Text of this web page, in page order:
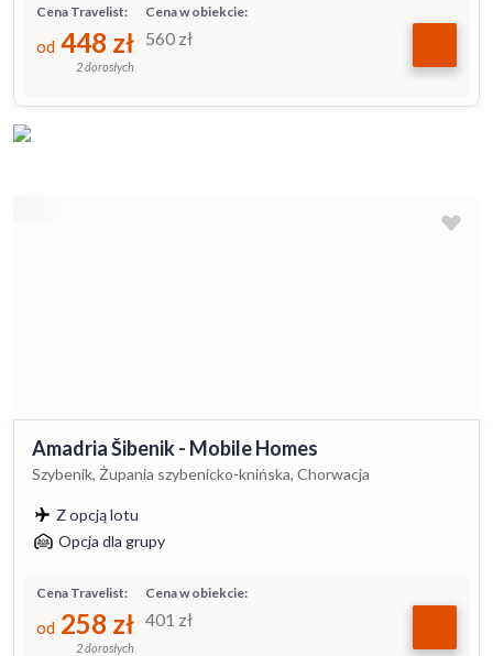
Cena w obiekcie:
560 zł
Cena Travelist:
od 448 zł
2 dorosłych
Amadria Šibenik - Mobile Homes
Szybenik, Żupania szybenicko-knińska, Chorwacja
Z opcją lotu
Opcja dla grupy
Cena w obiekcie:
401 zł
Cena Travelist:
od 258 zł
2 dorosłych